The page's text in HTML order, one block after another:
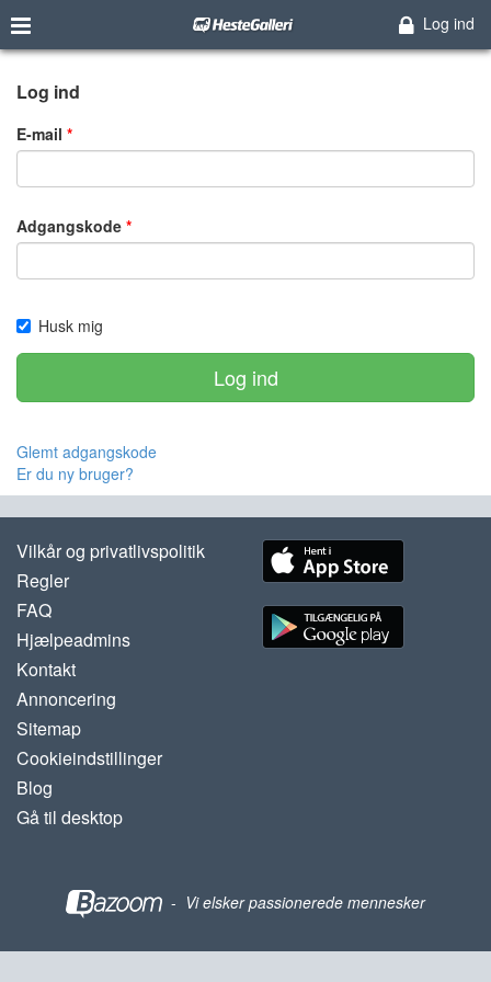
Log ind
Log ind
E-mail
Adgangskode
Husk mig
Log ind
Glemt adgangskode
Er du ny bruger?
Vilkår og privatlivspolitik
Regler
FAQ
Hjælpeadmins
Kontakt
Annoncering
Sitemap
Cookieindstillinger
Blog
Gå til desktop
- Vi elsker passionerede mennesker